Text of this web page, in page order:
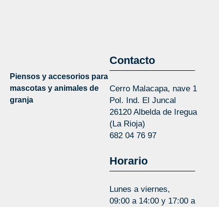
Piensos y accesorios para
mascotas y animales de
granja
Contacto
Cerro Malacapa, nave 1
Pol. Ind. El Juncal
26120 Albelda de Iregua
(La Rioja)
682 04 76 97
Horario
Lunes a viernes,
09:00 a 14:00 y 17:00 a